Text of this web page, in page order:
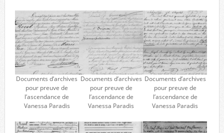
Documents d’archives
pour preuve de
l’ascendance de
Vanessa Paradis
Documents d’archives
pour preuve de
l’ascendance de
Vanessa Paradis
Documents d’archives
pour preuve de
l’ascendance de
Vanessa Paradis